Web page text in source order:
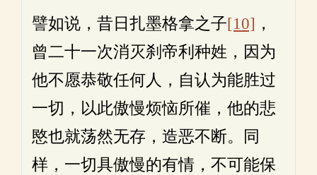
譬如说，昔日扎墨格拿之子[10] ，
曾二十一次消灭刹帝利种姓，因为
他不愿恭敬任何人，自认为能胜过
一切，以此傲慢烦恼所催，他的悲
愍也就荡然无存，造恶不断。同
样，一切具傲慢的有情，不可能保